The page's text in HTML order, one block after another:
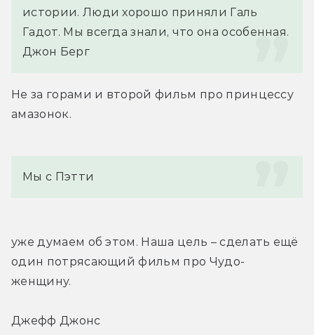
истории. Люди хорошо приняли Галь
Гадот. Мы всегда знали, что она особенная.
Джон Берг
Не за горами и второй фильм про принцессу
амазонок.
Мы с Пэтти
уже думаем об этом. Наша цель – сделать ещё
один потрясающий фильм про Чудо-
женщину.
Джефф Джонс